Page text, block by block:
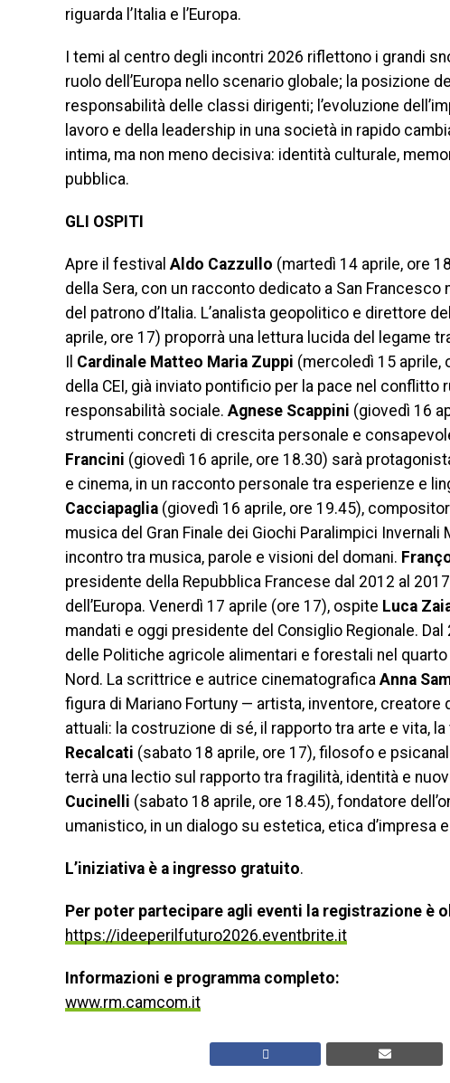
riguarda l’Italia e l’Europa.
I temi al centro degli incontri 2026 riflettono i grandi
ruolo dell’Europa nello scenario globale; la posizione
responsabilità delle classi dirigenti; l’evoluzione
lavoro e della leadership in una società in rapido
intima, ma non meno decisiva: identità culturale,
pubblica.
GLI OSPITI
Apre il festival Aldo Cazzullo (martedì 14 aprile, ore
della Sera, con un racconto dedicato a San Francesco
del patrono d’Italia. L’analista geopolitico e direttore
aprile, ore 17) proporrà una lettura lucida del legame
Cardinale Matteo Maria Zuppi (mercoledì 15 aprile,
della CEI, già inviato pontificio per la pace nel
responsabilità sociale. Agnese Scappini (giovedì 16
strumenti concreti di crescita personale e
Francini (giovedì 16 aprile, ore 18.30) sarà
e cinema, in un racconto personale tra esperienze e
Cacciapaglia (giovedì 16 aprile, ore 19.45),
musica del Gran Finale dei Giochi Paralimpici
incontro tra musica, parole e visioni del domani.
presidente della Repubblica Francese dal 2012 al
dell’Europa. Venerdì 17 aprile (ore 17), ospite Luca
mandati e oggi presidente del Consiglio Regionale.
delle Politiche agricole alimentari e forestali nel
Nord. La scrittrice e autrice cinematografica Anna
figura di Mariano Fortuny — artista, inventore,
attuali: la costruzione di sé, il rapporto tra arte e vita,
Recalcati (sabato 18 aprile, ore 17), filosofo e
terrà una lectio sul rapporto tra fragilità, identità e
Cucinelli (sabato 18 aprile, ore 18.45), fondatore
umanistico, in un dialogo su estetica, etica d’impresa
L’iniziativa è a ingresso gratuito.
Per poter partecipare agli eventi la registrazione è
https://ideeperilfuturo2026.eventbrite.it
Informazioni e programma completo:
www.rm.camcom.it